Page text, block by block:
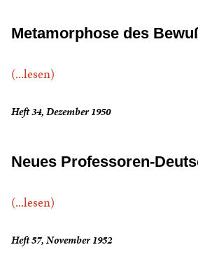
Metamorphose des
(...lesen)
Heft 34, Dezember 1950
Neues Professoren-
(...lesen)
Heft 57, November 1952